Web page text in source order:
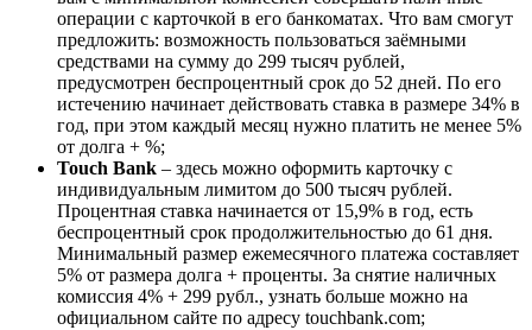
операции с карточкой в его банкоматах. Что вам смогут
предложить: возможность пользоваться заёмными
средствами на сумму до 299 тысяч рублей,
предусмотрен беспроцентный срок до 52 дней. По его
истечению начинает действовать ставка в размере 34% в
год, при этом каждый месяц нужно платить не менее 5%
от долга + %;
Touch Bank – здесь можно оформить карточку с
индивидуальным лимитом до 500 тысяч рублей.
Процентная ставка начинается от 15,9% в год, есть
беспроцентный срок продолжительностью до 61 дня.
Минимальный размер ежемесячного платежа составляет
5% от размера долга + проценты. За снятие наличных
комиссия 4% + 299 рубл., узнать больше можно на
официальном сайте по адресу touchbank.com;